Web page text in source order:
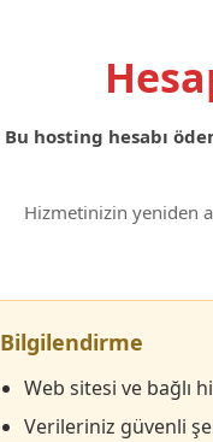
Bu hosting hesabı
Hizmetinizin yeniden
Bilgilendirme
Web sitesi ve bağlı
Verileriniz güvenli